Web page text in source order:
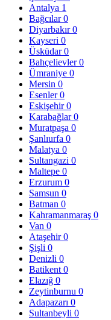
Antalya 1
Bağcılar0
Diyarbakır0
Kayseri 0
Üsküdar0
Bahçelievler0
Ümraniye 0
Mersin 0
Esenler0
Eskişehir0
Karabağlar0
Muratpaşa 0
Şanlıurfa 0
Malatya 0
Sultangazi 0
Maltepe 0
Erzurum 0
Samsun 0
Batman 0
Kahramanmaraş 0
Van 0
Ataşehir0
Şişli 0
Denizli 0
Batikent 0
Elazığ 0
Zeytinburnu 0
Adapazarı 0
Sultanbeyli 0